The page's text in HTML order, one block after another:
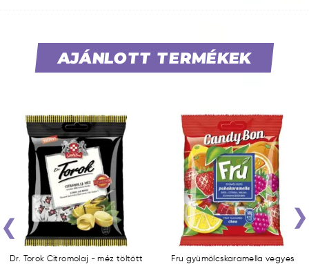
AJÁNLOTT TERMÉKEK
Dr. Torok Citromolaj - méz töltött
Fru gyümölcskaramella vegyes
‹ ›